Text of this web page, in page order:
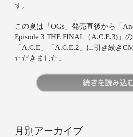
す。
この夏は「OGs」発売直後から「
Episode 3 THE FINAL（A.C.E.3)」の
「A.C.E」「A.C.E.2」に引き続き
ただきました。
月別アーカイブ